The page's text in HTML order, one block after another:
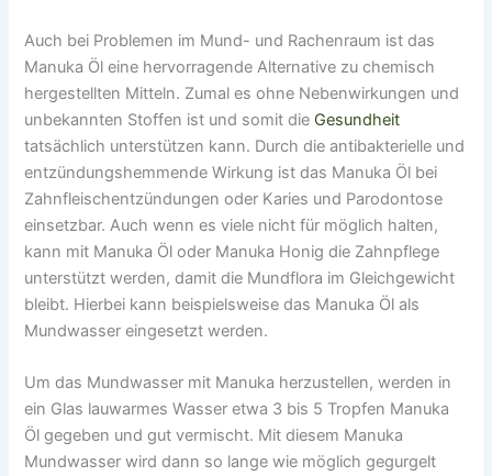
Auch bei Problemen im Mund- und Rachenraum ist das
Manuka Öl eine hervorragende Alternative zu chemisch
hergestellten Mitteln. Zumal es ohne Nebenwirkungen und
unbekannten Stoffen ist und somit die Gesundheit
tatsächlich unterstützen kann. Durch die antibakterielle und
entzündungshemmende Wirkung ist das Manuka Öl bei
Zahnfleischentzündungen oder Karies und Parodontose
einsetzbar. Auch wenn es viele nicht für möglich halten,
kann mit Manuka Öl oder Manuka Honig die Zahnpflege
unterstützt werden, damit die Mundflora im Gleichgewicht
bleibt. Hierbei kann beispielsweise das Manuka Öl als
Mundwasser eingesetzt werden.
Um das Mundwasser mit Manuka herzustellen, werden in
ein Glas lauwarmes Wasser etwa 3 bis 5 Tropfen Manuka
Öl gegeben und gut vermischt. Mit diesem Manuka
Mundwasser wird dann so lange wie möglich gegurgelt